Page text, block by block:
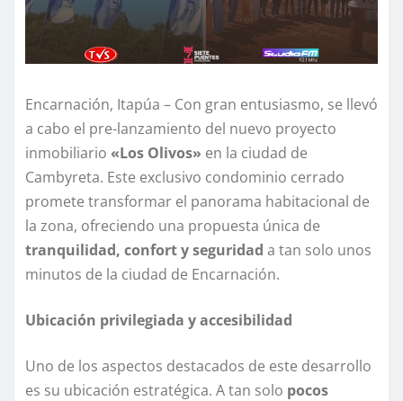
Encarnación, Itapúa – Con gran entusiasmo, se llevó
a cabo el pre-lanzamiento del nuevo proyecto
inmobiliario «Los Olivos» en la ciudad de
Cambyreta. Este exclusivo condominio cerrado
promete transformar el panorama habitacional de
la zona, ofreciendo una propuesta única de
tranquilidad, confort y seguridad a tan solo unos
minutos de la ciudad de Encarnación.
Ubicación privilegiada y accesibilidad
Uno de los aspectos destacados de este desarrollo
es su ubicación estratégica. A tan solo pocos